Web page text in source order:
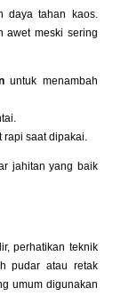
daya tahan kaos.
awet meski sering
untuk menambah
rapi saat dipakai.
jahitan yang baik
perhatikan teknik
pudar atau retak
umum digunakan